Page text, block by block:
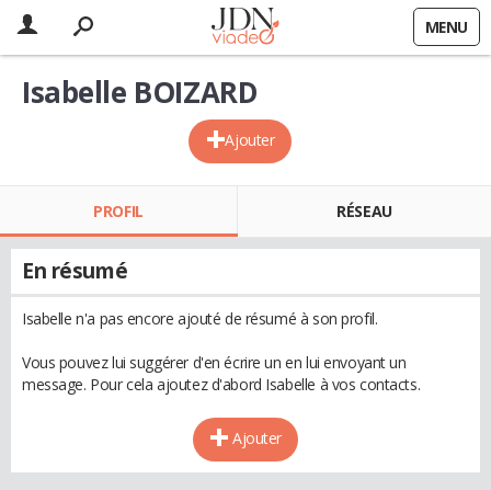
MENU
Ajouter
Isabelle BOIZARD
PROFIL RÉSEAU
En résumé
Isabelle n'a pas encore ajouté de résumé à son profil.
Vous pouvez lui suggérer d'en écrire un en lui envoyant un
message. Pour cela ajoutez d'abord Isabelle à vos contacts.
Ajouter